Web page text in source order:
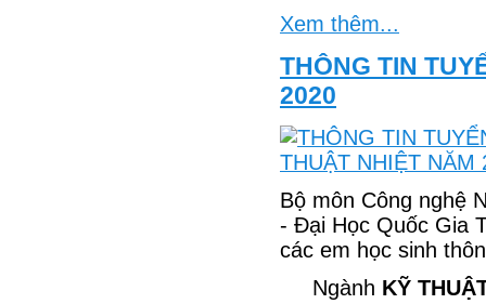
Xem thêm...
THÔNG TIN
2020
Bộ môn Công nghệ
- Đại Học Quốc Gia
các em học sinh
Ngành KỸ